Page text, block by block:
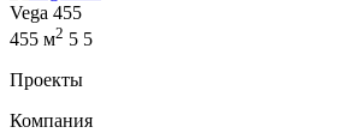
Vega 455
455 м2 5 5
Проекты
Компания